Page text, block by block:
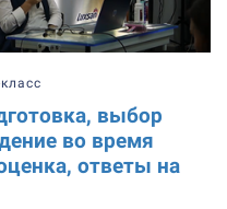
выбор
во время
ответы на